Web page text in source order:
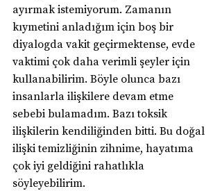
ayırmak istemiyorum. Zamanın
kıymetini anladığım için boş bir
diyalogda vakit geçirmektense, evde
vaktimi çok daha verimli şeyler için
kullanabilirim. Böyle olunca bazı
insanlarla ilişkilere devam etme
sebebi bulamadım. Bazı toksik
ilişkilerin kendiliğinden bitti. Bu doğal
ilişki temizliğinin zihnime, hayatıma
çok iyi geldiğini rahatlıkla
söyleyebilirim.